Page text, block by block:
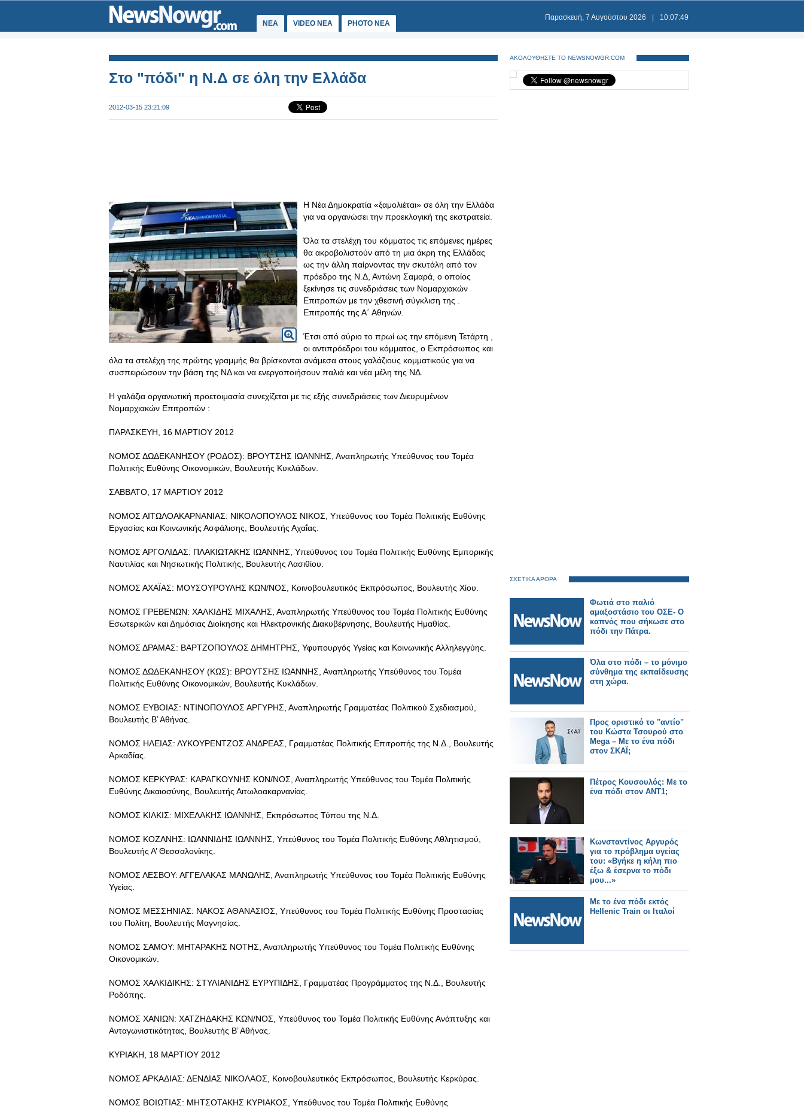
ΝΕΑ VIDEO NEA PHOTO NEA
Παρασκευή, 7 Αυγούστου 2026 10:07:50
Στο "πόδι" η Ν.Δ σε όλη την Ελλάδα
2012-03-15 23:21:09
Η Νέα Δημοκρατία «ξαμολιέται» σε όλη την Ελλάδα
για να οργανώσει την προεκλογική της εκστρατεία.
Όλα τα στελέχη του κόμματος τις επόμενες ημέρες
θα ακροβολιστούν από τη μια άκρη της Ελλάδας
ως την άλλη παίρνοντας την σκυτάλη από τον
πρόεδρο της Ν.Δ, Αντώνη Σαμαρά, ο οποίος
ξεκίνησε τις συνεδριάσεις των Νομαρχιακών
Επιτροπών με την χθεσινή σύγκλιση της .
Επιτροπής της Α΄ Αθηνών.
Έτσι από αύριο το πρωί ως την επόμενη Τετάρτη ,
οι αντιπρόεδροι του κόμματος, ο Εκπρόσωπος και
όλα τα στελέχη της πρώτης γραμμής θα βρίσκονται ανάμεσα στους γαλάζιους κομματικούς για να
συσπειρώσουν την βάση της ΝΔ και να ενεργοποιήσουν παλιά και νέα μέλη της ΝΔ.
Η γαλάζια οργανωτική προετοιμασία συνεχίζεται με τις εξής συνεδριάσεις των Διευρυμένων
Νομαρχιακών Επιτροπών :
ΠΑΡΑΣΚΕΥΗ, 16 ΜΑΡΤΙΟΥ 2012
ΝΟΜΟΣ ΔΩΔΕΚΑΝΗΣΟΥ (ΡΟΔΟΣ): ΒΡΟΥΤΣΗΣ ΙΩΑΝΝΗΣ, Αναπληρωτής Υπεύθυνος του Τομέα
Πολιτικής Ευθύνης Οικονομικών, Βουλευτής Κυκλάδων.
ΣΑΒΒΑΤΟ, 17 ΜΑΡΤΙΟΥ 2012
ΝΟΜΟΣ ΑΙΤΩΛΟΑΚΑΡΝΑΝΙΑΣ: ΝΙΚΟΛΟΠΟΥΛΟΣ ΝΙΚΟΣ, Υπεύθυνος του Τομέα Πολιτικής Ευθύνης
Εργασίας και Κοινωνικής Ασφάλισης, Βουλευτής Αχαΐας.
ΝΟΜΟΣ ΑΡΓΟΛΙΔΑΣ: ΠΛΑΚΙΩΤΑΚΗΣ ΙΩΑΝΝΗΣ, Υπεύθυνος του Τομέα Πολιτικής Ευθύνης Εμπορικής
Ναυτιλίας και Νησιωτικής Πολιτικής, Βουλευτής Λασιθίου.
ΝΟΜΟΣ ΑΧΑΪΑΣ: ΜΟΥΣΟΥΡΟΥΛΗΣ ΚΩΝ/ΝΟΣ, Κοινοβουλευτικός Εκπρόσωπος, Βουλευτής Χίου.
ΝΟΜΟΣ ΓΡΕΒΕΝΩΝ: ΧΑΛΚΙΔΗΣ ΜΙΧΑΛΗΣ, Αναπληρωτής Υπεύθυνος του Τομέα Πολιτικής Ευθύνης
Εσωτερικών και Δημόσιας Διοίκησης και Ηλεκτρονικής Διακυβέρνησης, Βουλευτής Ημαθίας.
ΝΟΜΟΣ ΔΡΑΜΑΣ: ΒΑΡΤΖΟΠΟΥΛΟΣ ΔΗΜΗΤΡΗΣ, Υφυπουργός Υγείας και Κοινωνικής Αλληλεγγύης.
ΝΟΜΟΣ ΔΩΔΕΚΑΝΗΣΟΥ (ΚΩΣ): ΒΡΟΥΤΣΗΣ ΙΩΑΝΝΗΣ, Αναπληρωτής Υπεύθυνος του Τομέα
Πολιτικής Ευθύνης Οικονομικών, Βουλευτής Κυκλάδων.
ΝΟΜΟΣ ΕΥΒΟΙΑΣ: ΝΤΙΝΟΠΟΥΛΟΣ ΑΡΓΥΡΗΣ, Αναπληρωτής Γραμματέας Πολιτικού Σχεδιασμού,
Βουλευτής Β’ Αθήνας.
ΝΟΜΟΣ ΗΛΕΙΑΣ: ΛΥΚΟΥΡΕΝΤΖΟΣ ΑΝΔΡΕΑΣ, Γραμματέας Πολιτικής Επιτροπής της Ν.Δ., Βουλευτής
Αρκαδίας.
ΝΟΜΟΣ ΚΕΡΚΥΡΑΣ: ΚΑΡΑΓΚΟΥΝΗΣ ΚΩΝ/ΝΟΣ, Αναπληρωτής Υπεύθυνος του Τομέα Πολιτικής
Ευθύνης Δικαιοσύνης, Βουλευτής Αιτωλοακαρνανίας.
ΝΟΜΟΣ ΚΙΛΚΙΣ: ΜΙΧΕΛΑΚΗΣ ΙΩΑΝΝΗΣ, Εκπρόσωπος Τύπου της Ν.Δ.
ΝΟΜΟΣ ΚΟΖΑΝΗΣ: ΙΩΑΝΝΙΔΗΣ ΙΩΑΝΝΗΣ, Υπεύθυνος του Τομέα Πολιτικής Ευθύνης Αθλητισμού,
Βουλευτής Α’ Θεσσαλονίκης.
ΝΟΜΟΣ ΛΕΣΒΟΥ: ΑΓΓΕΛΑΚΑΣ ΜΑΝΩΛΗΣ, Αναπληρωτής Υπεύθυνος του Τομέα Πολιτικής Ευθύνης
Υγείας.
ΝΟΜΟΣ ΜΕΣΣΗΝΙΑΣ: ΝΑΚΟΣ ΑΘΑΝΑΣΙΟΣ, Υπεύθυνος του Τομέα Πολιτικής Ευθύνης Προστασίας
του Πολίτη, Βουλευτής Μαγνησίας.
ΝΟΜΟΣ ΣΑΜΟΥ: ΜΗΤΑΡΑΚΗΣ ΝΟΤΗΣ, Αναπληρωτής Υπεύθυνος του Τομέα Πολιτικής Ευθύνης
Οικονομικών.
ΝΟΜΟΣ ΧΑΛΚΙΔΙΚΗΣ: ΣΤΥΛΙΑΝΙΔΗΣ ΕΥΡΥΠΙΔΗΣ, Γραμματέας Προγράμματος της Ν.Δ., Βουλευτής
Ροδόπης.
ΝΟΜΟΣ ΧΑΝΙΩΝ: ΧΑΤΖΗΔΑΚΗΣ ΚΩΝ/ΝΟΣ, Υπεύθυνος του Τομέα Πολιτικής Ευθύνης Ανάπτυξης και
Ανταγωνιστικότητας, Βουλευτής Β’ Αθήνας.
ΚΥΡΙΑΚΗ, 18 ΜΑΡΤΙΟΥ 2012
ΝΟΜΟΣ ΑΡΚΑΔΙΑΣ: ΔΕΝΔΙΑΣ ΝΙΚΟΛΑΟΣ, Κοινοβουλευτικός Εκπρόσωπος, Βουλευτής Κερκύρας.
ΝΟΜΟΣ ΒΟΙΩΤΙΑΣ: ΜΗΤΣΟΤΑΚΗΣ ΚΥΡΙΑΚΟΣ, Υπεύθυνος του Τομέα Πολιτικής Ευθύνης
ΑΚΟΛΟΥΘΗΣΤΕ ΤΟ NEWSNOWGR.COM
ΣΧΕΤΙΚΑ ΑΡΘΡΑ
Φωτιά στο παλιό
αμαξοστάσιο του ΟΣΕ- Ο
καπνός που σήκωσε στο
πόδι την Πάτρα.
Όλα στο πόδι – το μόνιμο
σύνθημα της εκπαίδευσης
στη χώρα.
Προς οριστικό το "αντίο"
του Κώστα Τσουρού στο
Mega – Με το ένα πόδι
στον ΣΚΑΪ;
Πέτρος Κουσουλός: Με το
ένα πόδι στον ΑΝΤ1;
Κωνσταντίνος Αργυρός
για το πρόβλημα υγείας
του: «Βγήκε η κήλη πιο
έξω & έσερνα το πόδι
μου...»
Με το ένα πόδι εκτός
Hellenic Train οι Ιταλοί